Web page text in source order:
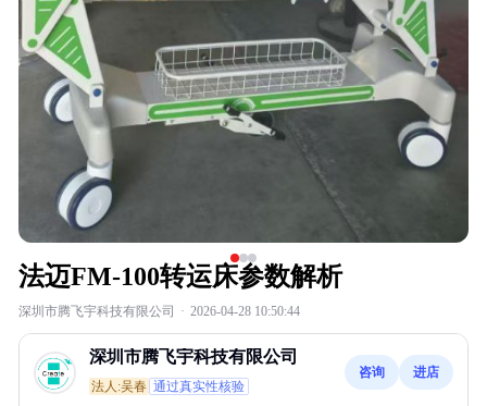
法迈FM-100转运床参数解析
深圳市腾飞宇科技有限公司 · 2026-04-28 10:50:44
深圳市腾飞宇科技有限公司
法人:吴春 通过真实性核验
咨询 进店